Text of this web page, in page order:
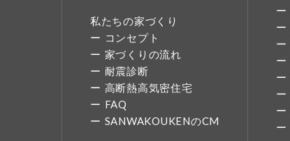
私たちの家づくり
コンセプト
家づくりの流れ
耐震診断
高断熱高気密住宅
FAQ
SANWAKOUKENのCM